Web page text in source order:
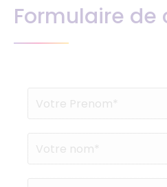
Formulaire de